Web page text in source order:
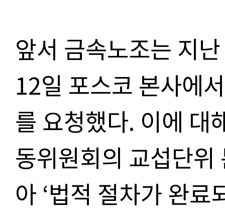
앞서 금속노조는 지
12일 포스코 본사에
를 요청했다. 이에 대
동위원회의 교섭단
아 ‘법적 절차가 완료